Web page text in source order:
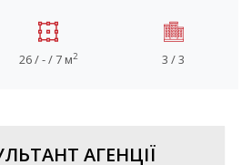
26 / - / 7 м2 3 / 3
АГЕНЦІЇ